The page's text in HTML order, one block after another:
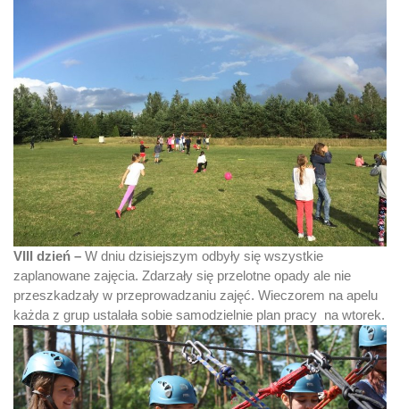
VIII dzień – W dniu dzisiejszym odbyły się wszystkie
zaplanowane zajęcia. Zdarzały się przelotne opady ale nie
przeszkadzały w przeprowadzaniu zajęć. Wieczorem na apelu
każda z grup ustalała sobie samodzielnie plan pracy na wtorek.